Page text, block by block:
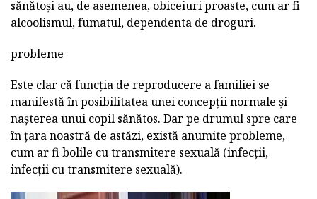
sănătoși au, de asemenea, obiceiuri proaste, cum ar fi
alcoolismul, fumatul, dependenta de droguri.
probleme
Este clar că funcția de reproducere a familiei se
manifestă în posibilitatea unei concepții normale și
nașterea unui copil sănătos. Dar pe drumul spre care
în țara noastră de astăzi, există anumite probleme,
cum ar fi bolile cu transmitere sexuală (infecții,
infecții cu transmitere sexuală).